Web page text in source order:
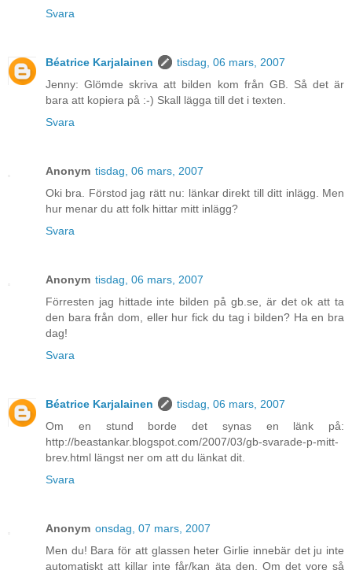
Svara
Béatrice Karjalainen
tisdag, 06 mars, 2007
Jenny: Glömde skriva att bilden kom från GB. Så det är
bara att kopiera på :-) Skall lägga till det i texten.
Svara
Anonym tisdag, 06 mars, 2007
Oki bra. Förstod jag rätt nu: länkar direkt till ditt inlägg. Men
hur menar du att folk hittar mitt inlägg?
Svara
Anonym tisdag, 06 mars, 2007
Förresten jag hittade inte bilden på gb.se, är det ok att ta
den bara från dom, eller hur fick du tag i bilden? Ha en bra
dag!
Svara
Béatrice Karjalainen
tisdag, 06 mars, 2007
Om en stund borde det synas en länk på:
http://beastankar.blogspot.com/2007/03/gb-svarade-p-mitt-
brev.html längst ner om att du länkat dit.
Svara
Anonym onsdag, 07 mars, 2007
Men du! Bara för att glassen heter Girlie innebär det ju inte
automatiskt att killar inte får/kan äta den. Om det vore så